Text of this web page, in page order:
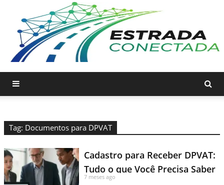
Tag: Documentos para DPVAT
Cadastro para Receber DPVAT:
Tudo o que Você Precisa Saber
7 meses ago